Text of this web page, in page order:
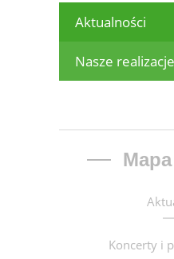
Aktualności
Nasze realizacje
Koncerty i